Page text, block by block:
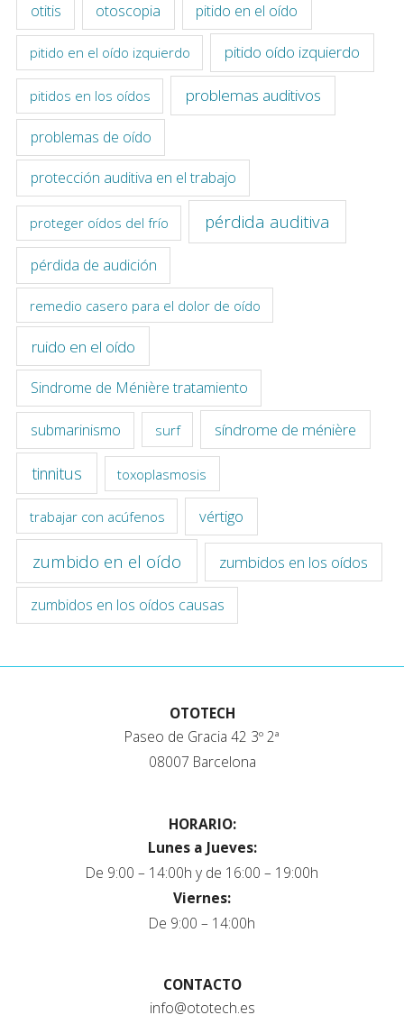
otitis otoscopia pitido en el oído
pitido en el oído izquierdo pitido oído izquierdo
pitidos en los oídos problemas auditivos
problemas de oído
protección auditiva en el trabajo
proteger oídos del frío pérdida auditiva
pérdida de audición
remedio casero para el dolor de oído
ruido en el oído
Sindrome de Ménière tratamiento
submarinismo surf síndrome de ménière
tinnitus toxoplasmosis
trabajar con acúfenos vértigo
zumbido en el oído zumbidos en los oídos
zumbidos en los oídos causas
OTOTECH
Paseo de Gracia 42 3º 2ª
08007 Barcelona
HORARIO:
Lunes a Jueves:
De 9:00 – 14:00h y de 16:00 – 19:00h
Viernes:
De 9:00 – 14:00h
CONTACTO
info@ototech.es